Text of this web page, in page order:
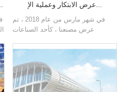
عرض الابتكار وعملية الإ...
في شهر مارس من عام 2018 ، تم
عرض مصنعنا ، كأحد الصناعات
حول الابتكار وعملية الإنتاج.